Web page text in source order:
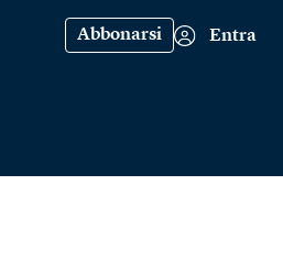
Abbonarsi Entra